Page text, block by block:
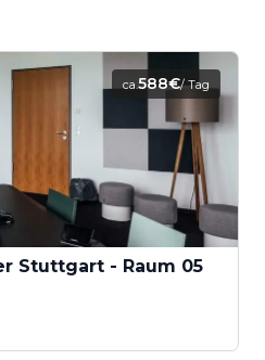
ca.588€/ Tag
Stuttgart - Raum 05